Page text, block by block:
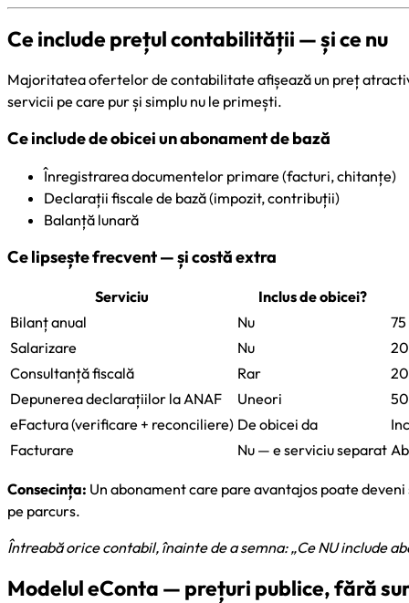
Ce include prețul contabilității — și ce nu
Majoritatea ofertelor de contabilitate afișează un preț
servicii pe care pur și simplu nu le primești.
Ce include de obicei un abonament de bază
Înregistrarea documentelor primare (facturi, chitanțe)
Declarații fiscale de bază (impozit, contribuții)
Balanță lunară
Ce lipsește frecvent — și costă extra
Serviciu
Inclus de obicei?
Bilanț anual
Nu
Salarizare
Nu
Consultanță fiscală
Rar
Depunerea declarațiilor la ANAF
Uneori
eFactura (verificare + reconciliere) De obicei da
Facturare
Nu — e serviciu separat
Consecința: Un abonament care pare avantajos poate
pe parcurs.
Întreabă orice contabil, înainte de a semna: „Ce NU include
Modelul eConta — prețuri publice, fără